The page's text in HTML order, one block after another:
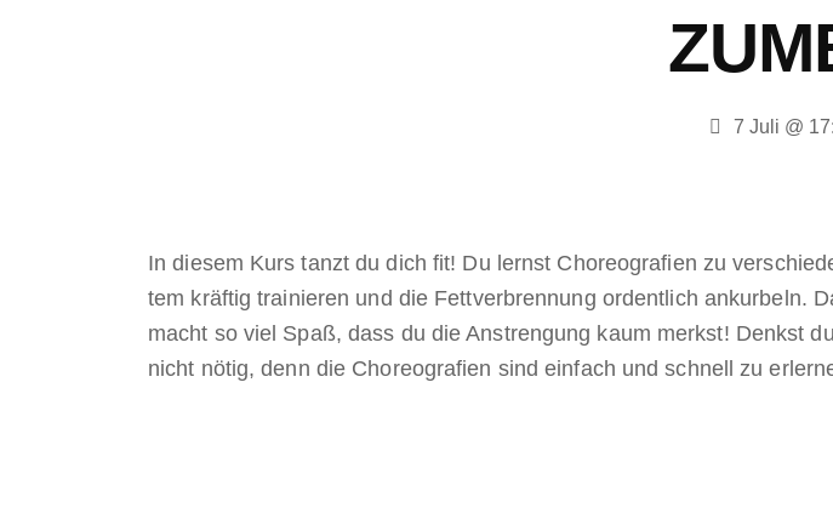
7 Juli @
In diesem Kurs tanzt du dich fit! Du lernst Choreografien zu
tem kräftig trainieren und die Fettverbrennung ordentlich ankurbeln.
macht so viel Spaß, dass du die Anstrengung kaum merkst! Denkst
nicht nötig, denn die Choreografien sind einfach und schnell zu